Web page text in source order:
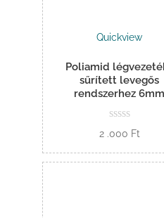
Quickview
Poliamid
sűrített levegős
rendszerhez 6mm
2 .000 Ft
Kosárba